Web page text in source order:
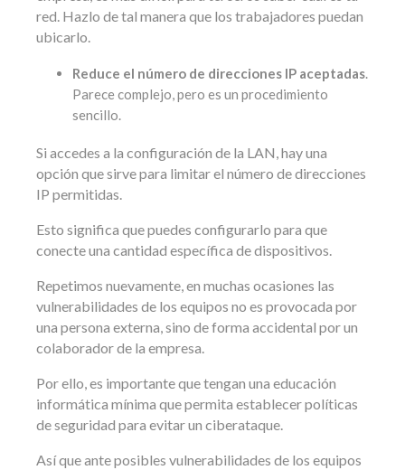
red. Hazlo de tal manera que los trabajadores puedan
ubicarlo.
Reduce el número de direcciones IP aceptadas.
Parece complejo, pero es un procedimiento
sencillo.
Si accedes a la configuración de la LAN, hay una
opción que sirve para limitar el número de direcciones
IP permitidas.
Esto significa que puedes configurarlo para que
conecte una cantidad específica de dispositivos.
Repetimos nuevamente, en muchas ocasiones las
vulnerabilidades de los equipos no es provocada por
una persona externa, sino de forma accidental por un
colaborador de la empresa.
Por ello, es importante que tengan una educación
informática mínima que permita establecer políticas
de seguridad para evitar un ciberataque.
Así que ante posibles vulnerabilidades de los equipos